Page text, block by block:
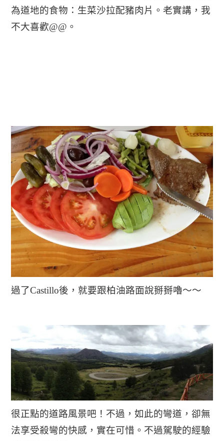
為道地的食物：生菜沙拉配豬肉片。老實講，我
不大喜歡@@。
過了Castillo後，就要跟柏油路面說掰掰嚕～～
很正點的道路風景吧！不過，如此的彎道，卻無
法享受殺彎的快感，實在可惜。不過駕駛的經驗